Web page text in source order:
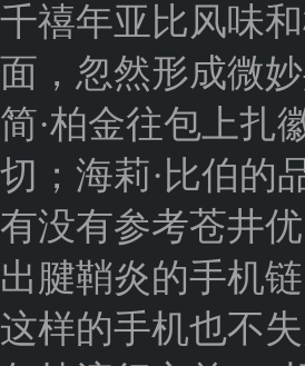
千禧年亚比风味
面，忽然形成微妙
简·柏金往包上扎
切；海莉·比伯的
有没有参考苍井
出腱鞘炎的手机链
这样的手机也不